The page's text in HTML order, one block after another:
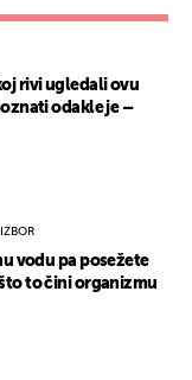
rivi ugledali ovu
odakle je –
vodu pa posežete
to čini organizmu